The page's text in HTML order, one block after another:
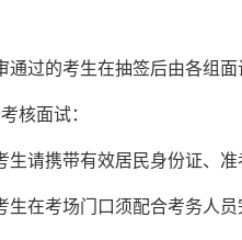
通过的考生在抽签后由各组
核面试：
生请携带有效居民身份证、准
生在考场门口须配合考务人